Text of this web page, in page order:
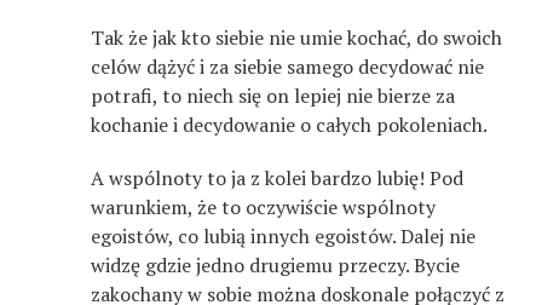
Tak że jak kto siebie nie umie kochać, do swoich
celów dążyć i za siebie samego decydować nie
potrafi, to niech się on lepiej nie bierze za
kochanie i decydowanie o całych pokoleniach.
A wspólnoty to ja z kolei bardzo lubię! Pod
warunkiem, że to oczywiście wspólnoty
egoistów, co lubią innych egoistów. Dalej nie
widzę gdzie jedno drugiemu przeczy. Bycie
zakochany w sobie można doskonale połączyć z